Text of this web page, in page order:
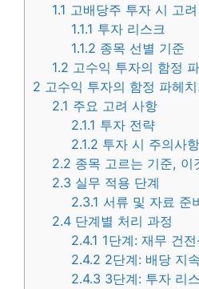
1.1 고배당주 투자 시 고
1.1.1 투자 리스크
1.1.2 종목 선별 기준
1.2 고수익 투자의 함정
2 고수익 투자의 함정 파헤치
2.1 주요 고려 사항
2.1.1 투자 전략
2.1.2 투자 시 주의사항
2.2 종목 고르는 기준, 이
2.3 실무 적용 단계
2.3.1 서류 및 자료 준
2.4 단계별 처리 과정
2.4.1 1단계: 재무 건
2.4.2 2단계: 배당 지
2.4.3 3단계: 투자 리